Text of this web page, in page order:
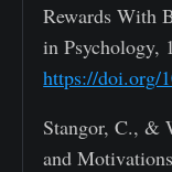
Rewards With
in Psychology,
https://doi.org/
Stangor, C., &
and